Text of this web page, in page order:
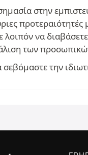
στην
να
των
την